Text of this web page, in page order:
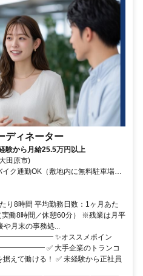
ディネーター
験から月給25.5万円以上
田原市)
ク通勤OK（敷地内に無料駐車場完
り8時間 平均勤務日数：1ヶ月あた
実働8時間／休憩60分） ※残業は月平
や月末の事務処...
✨オススメポイン
✅ 大手企業のトランコ
えて働ける！ ✅ 未経験から正社員